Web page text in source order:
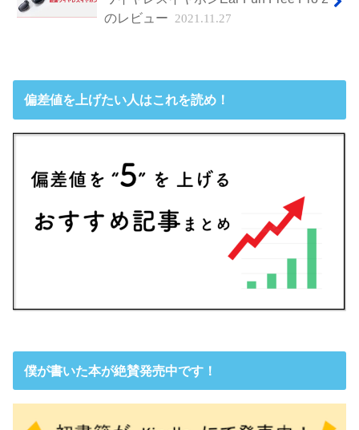
のレビュー 2021.11.27
偏差値を上げたい人はこれを読め！
僕が書いた本が絶賛発売中です！